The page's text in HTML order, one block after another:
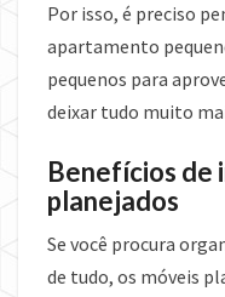
Por isso, é preciso
apartamento
pequenos para
deixar tudo muito
Benefícios de
planejados
Se você procura
de tudo, os móveis